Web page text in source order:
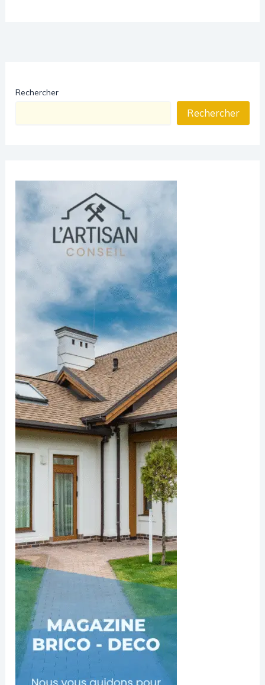
Rechercher
Rechercher